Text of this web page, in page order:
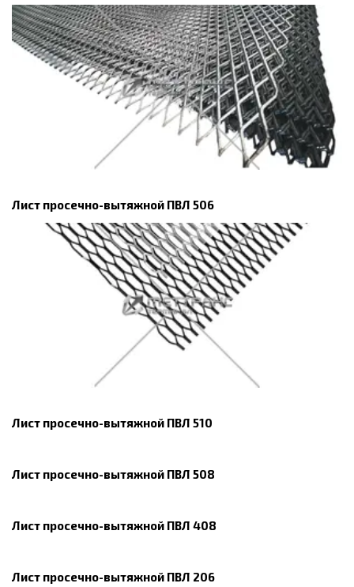
Лист просечно-вытяжной ПВЛ 506
Лист просечно-вытяжной ПВЛ 510
Лист просечно-вытяжной ПВЛ 508
Лист просечно-вытяжной ПВЛ 408
Лист просечно-вытяжной ПВЛ 206